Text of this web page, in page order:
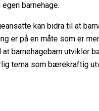
barnehage.
kan bidra til at
er på en måte som er
at barnehagebarn utvikler
tema som bærekraftig